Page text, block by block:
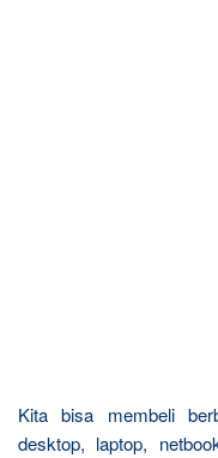
Kita bisa membeli
desktop, laptop,